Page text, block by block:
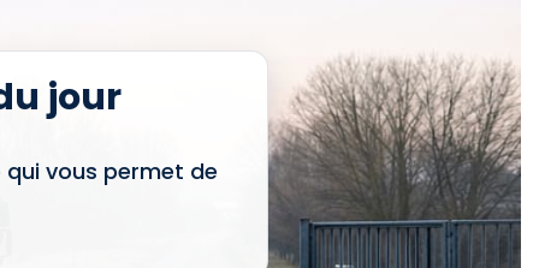
jour
qui vous permet de